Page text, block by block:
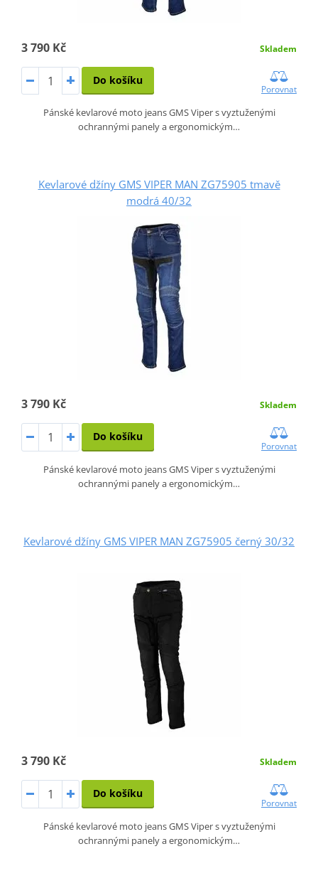
3 790 Kč Skladem
Do košíku
Porovnat
Pánské kevlarové moto jeans GMS Viper s vyztuženými
ochrannými panely a ergonomickým…
Kevlarové džíny GMS VIPER MAN ZG75905 tmavě
modrá 40/32
3 790 Kč Skladem
Do košíku
Porovnat
Pánské kevlarové moto jeans GMS Viper s vyztuženými
ochrannými panely a ergonomickým…
Kevlarové džíny GMS VIPER MAN ZG75905 černý 30/32
3 790 Kč Skladem
Do košíku
Porovnat
Pánské kevlarové moto jeans GMS Viper s vyztuženými
ochrannými panely a ergonomickým…